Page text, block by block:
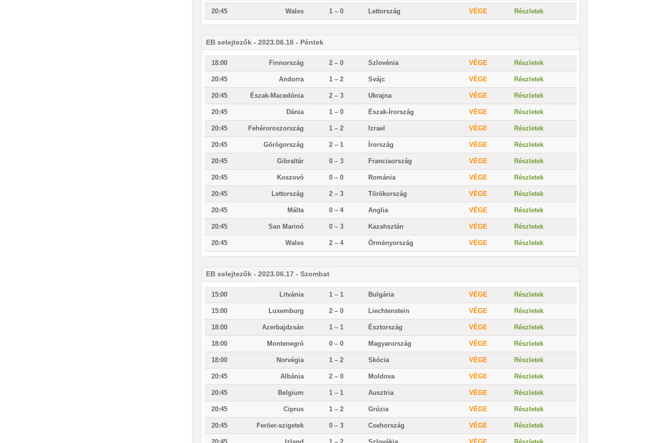
20:45 Wales 1 – 0 Lettország VÉGE Részletek
EB selejtezők - 2023.06.16 - Péntek
18:00 Finnország 2 – 0 Szlovénia VÉGE Részletek
20:45 Andorra 1 – 2 Svájc VÉGE Részletek
20:45 Észak-Macedónia 2 – 3 Ukrajna VÉGE Részletek
20:45 Dánia 1 – 0 Észak-Írország VÉGE Részletek
20:45 Fehéroroszország 1 – 2 Izrael VÉGE Részletek
20:45 Görögország 2 – 1 Írország VÉGE Részletek
20:45 Gibraltár 0 – 3 Franciaország VÉGE Részletek
20:45 Koszovó 0 – 0 Románia VÉGE Részletek
20:45 Lettország 2 – 3 Törökország VÉGE Részletek
20:45 Málta 0 – 4 Anglia VÉGE Részletek
20:45 San Marinó 0 – 3 Kazahsztán VÉGE Részletek
20:45 Wales 2 – 4 Örményország VÉGE Részletek
EB selejtezők - 2023.06.17 - Szombat
15:00 Litvánia 1 – 1 Bulgária VÉGE Részletek
15:00 Luxemburg 2 – 0 Liechtenstein VÉGE Részletek
18:00 Azerbajdzsán 1 – 1 Észtország VÉGE Részletek
18:00 Montenegró 0 – 0 Magyarország VÉGE Részletek
18:00 Norvégia 1 – 2 Skócia VÉGE Részletek
20:45 Albánia 2 – 0 Moldova VÉGE Részletek
20:45 Belgium 1 – 1 Ausztria VÉGE Részletek
20:45 Ciprus 1 – 2 Grúzia VÉGE Részletek
20:45 Feröer-szigetek 0 – 3 Csehország VÉGE Részletek